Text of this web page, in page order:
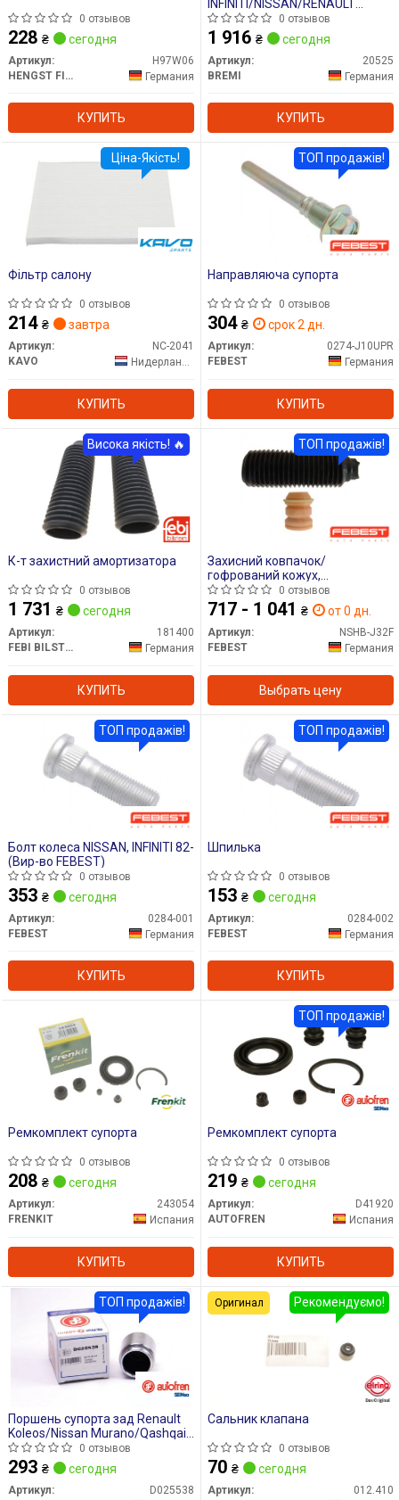
0 отзывов
228 ₴ сегодня
Артикул:
H97W06
HENGST FILTER
Германия
КУПИТЬ
INFINITI/NISSAN/RENAULT
ex35/M35/Q50/Q70/Teana/
"2,5-3,5 "05>>
0 отзывов
1 916 ₴ сегодня
Артикул:
20525
BREMI
Германия
КУПИТЬ
Фільтр салону
0 отзывов
214 ₴ завтра
Артикул:
NC-2041
KAVO
Нидерланды
КУПИТЬ
Ціна-Якість!
Направляюча супорта
0 отзывов
304 ₴ срок 2 дн.
Артикул:
0274-J10UPR
FEBEST
Германия
КУПИТЬ
ТОП продажів!
К-т захистний амортизатора
0 отзывов
1 731 ₴ сегодня
Артикул:
181400
FEBI BILSTEIN
Германия
КУПИТЬ
Висока якість! 🔥
Захисний ковпачок/
гофрований кожух,
амортизатор0 отзывов
717 - 1 041 ₴ от 0 дн.
Артикул:
NSHB-J32F
FEBEST
Германия
Выбрать цену
ТОП продажів!
Болт колеса NISSAN, INFINITI 82-
(Вир-во FEBEST)
0 отзывов
353 ₴ сегодня
Артикул:
0284-001
FEBEST
Германия
КУПИТЬ
ТОП продажів!
Шпилька
0 отзывов
153 ₴ сегодня
Артикул:
0284-002
FEBEST
Германия
КУПИТЬ
ТОП продажів!
Ремкомплект супорта
0 отзывов
208 ₴ сегодня
Артикул:
243054
FRENKIT
Испания
КУПИТЬ
Ремкомплект супорта
0 отзывов
219 ₴ сегодня
Артикул:
D41920
AUTOFREN
Испания
КУПИТЬ
ТОП продажів!
Поршень супорта зад Renault
Koleos/Nissan Murano/Qashqai
43x44,7
0 отзывов
293 ₴ сегодня
Артикул:
D025538
ТОП продажів!
Сальник клапана
0 отзывов
70 ₴ сегодня
Артикул:
012.410
Рекомендуємо!
Оригинал